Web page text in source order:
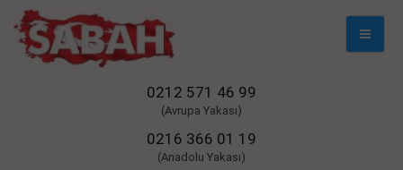
Mobil
0212 571 46 99
(Avrupa Yakası)
0216 366 01 19
(Anadolu Yakası)